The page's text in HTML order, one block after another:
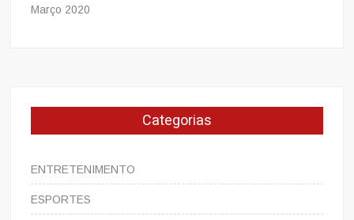
Março 2020
Categorias
ENTRETENIMENTO
ESPORTES